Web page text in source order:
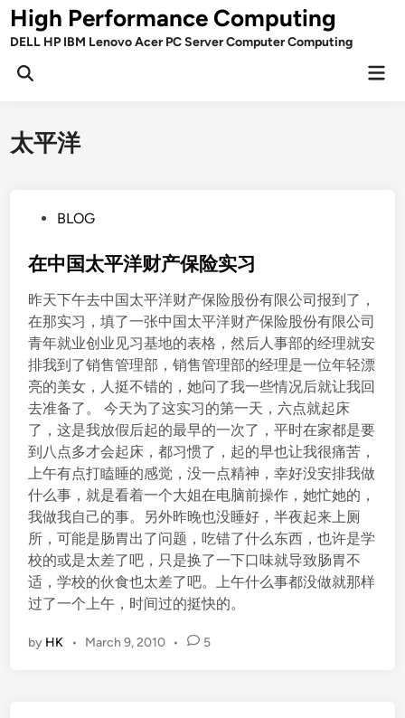
Skip
toHigh Performance Computing
DELL HP IBM Lenovo Acer PC Server Computer Computing
Open
太平洋
s
e
d
i
n
BLOG
在中国太平洋财产保险实习
昨天下午去中国太平洋财产保险股份有限公司报到了，
在那实习，填了一张中国太平洋财产保险股份有限公司
青年就业创业见习基地的表格，然后人事部的经理就安
排我到了销售管理部，销售管理部的经理是一位年轻漂
亮的美女，人挺不错的，她问了我一些情况后就让我回
去准备了。 今天为了这实习的第一天，六点就起床
了，这是我放假后起的最早的一次了，平时在家都是要
到八点多才会起床，都习惯了，起的早也让我很痛苦，
上午有点打瞌睡的感觉，没一点精神，幸好没安排我做
什么事，就是看着一个大姐在电脑前操作，她忙她的，
我做我自己的事。另外昨晚也没睡好，半夜起来上厕
所，可能是肠胃出了问题，吃错了什么东西，也许是学
校的或是太差了吧，只是换了一下口味就导致肠胃不
适，学校的伙食也太差了吧。上午什么事都没做就那样
过了一个上午，时间过的挺快的。
by HK • March 9, 2010 • 5